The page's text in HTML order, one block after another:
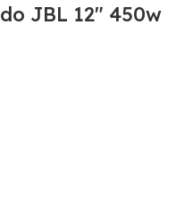
JBL 12″ 450w